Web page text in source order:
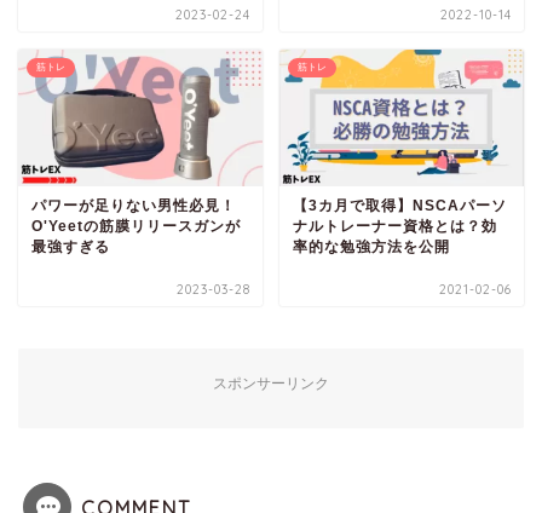
2023-02-24 2022-10-14
筋トレ
パワーが足りない男性必見！
O'Yeetの筋膜リリースガンが
最強すぎる
2023-03-28
筋トレ
【3カ月で取得】NSCAパーソ
ナルトレーナー資格とは？効
率的な勉強方法を公開
2021-02-06
スポンサーリンク